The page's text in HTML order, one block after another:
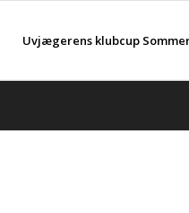
Uvjægerens klubcup